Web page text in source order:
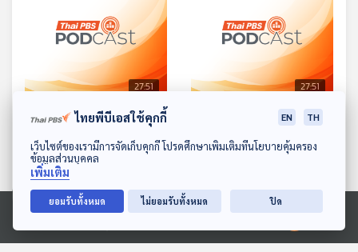
ดาวน์โหลด Thai PBS Podcast Application
Ⓒ 2020 องค์การกระจายเสียงและแพร่ภาพสาธารณะแห่งประเทศไทย
27:51
EP. 1676: หอยทากน้อย
สงสัย... จะกลับบ้านยังไงนะ
พระอาทิตย์ยิ้มแฉ่ง
27:51
EP. 1677: อยากขนฟูบ้างจัง
พระอาทิตย์ยิ้มแฉ่ง
ไทยพีบีเอสใช้คุกกี้ EN TH
เว็บไซต์ของเรามีการจัดเก็บคุกกี้ โปรดศึกษาเพิ่มเติมที่นโยบายคุ้มครอง
ข้อมูลส่วนบุคคล
เพิ่มเติม
ยอมรับทั้งหมด ไม่ยอมรับทั้งหมด ปิด